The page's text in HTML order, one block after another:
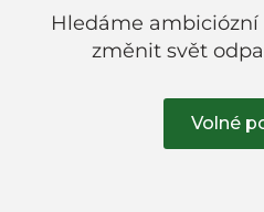
Hledáme
změnit svět
Volné